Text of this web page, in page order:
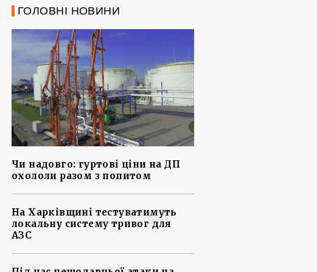
ГОЛОВНІ НОВИНИ
Чи надовго: гуртові ціни на ДП
охололи разом з попитом
На Харківщині тестуватимуть
локальну систему тривог для
АЗС